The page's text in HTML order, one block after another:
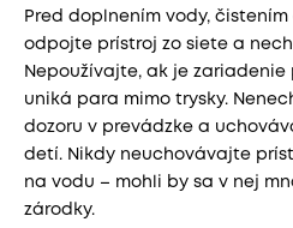
Pred doplnením vody,
odpojte prístroj zo siete a
Nepoužívajte, ak je
uniká para mimo trysky.
dozoru v prevádzke a
detí. Nikdy neuchovávajte
na vodu – mohli by sa v nej
zárodky.